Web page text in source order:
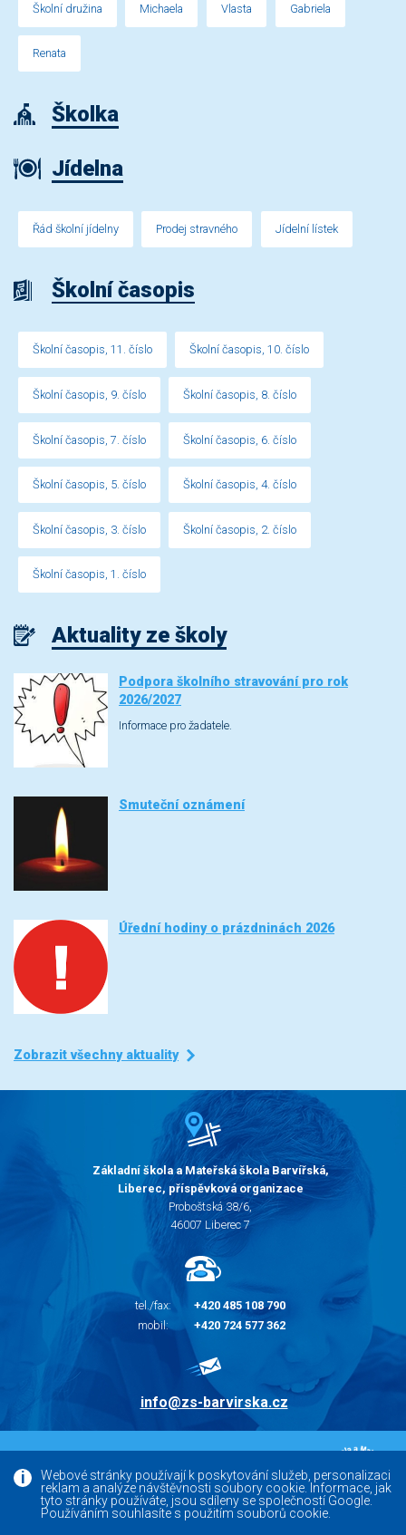
Webové stránky používají k poskytování služeb, personalizaci
reklam a analýze návštěvnosti soubory cookie. Informace, jak
tyto stránky používáte, jsou sdíleny se společností Google.
Používáním souhlasíte s použitím souborů cookie.
Školní družina Michaela Vlasta Gabriela
Renata
Školka
Jídelna
Řád školní jídelny Prodej stravného Jídelní lístek
Školní časopis
Školní časopis, 11. číslo Školní časopis, 10. číslo
Školní časopis, 9. číslo Školní časopis, 8. číslo
Školní časopis, 7. číslo Školní časopis, 6. číslo
Školní časopis, 5. číslo Školní časopis, 4. číslo
Školní časopis, 3. číslo Školní časopis, 2. číslo
Školní časopis, 1. číslo
Aktuality ze školy
Podpora školního stravování pro rok
2026/2027
Informace pro žadatele.
Smuteční oznámení
Úřední hodiny o prázdninách 2026
Zobrazit všechny aktuality
Základní škola a Mateřská škola Barvířská,
Liberec, příspěvková organizace
Proboštská 38/6,
46007 Liberec 7
tel./fax:
+420 485 108 790
mobil:
+420 724 577 362
info@zs-barvirska.cz
Facebook